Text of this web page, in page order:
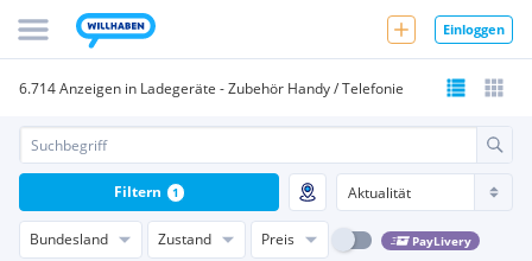
Einloggen
6.714 Anzeigen in Ladegeräte - Zubehör Handy / Telefonie
Bundesland Zustand Preis PayLivery
Filtern 1